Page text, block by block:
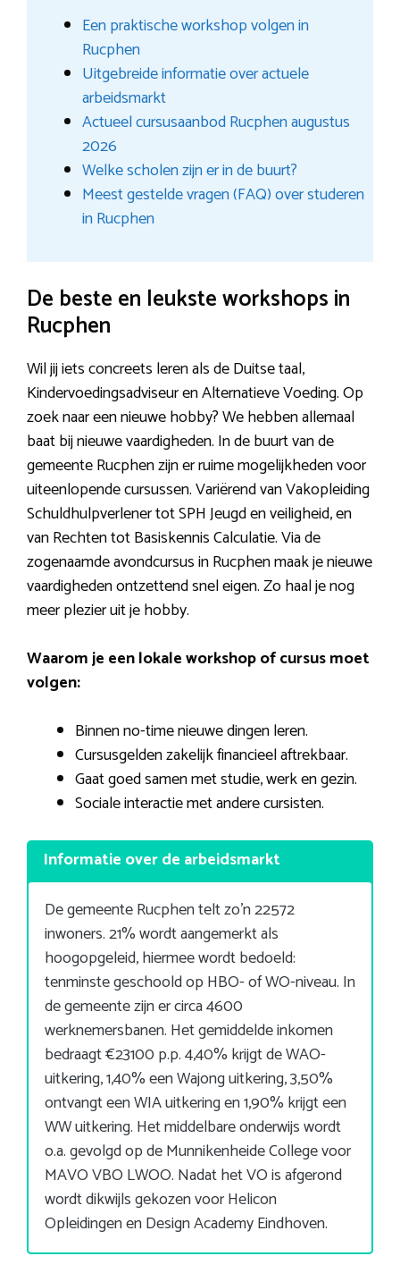
Een praktische workshop volgen in
Rucphen
Uitgebreide informatie over actuele
arbeidsmarkt
Actueel cursusaanbod Rucphen augustus
2026
Welke scholen zijn er in de buurt?
Meest gestelde vragen (FAQ) over studeren
in Rucphen
De beste en leukste workshops in
Rucphen
Wil jij iets concreets leren als de Duitse taal,
Kindervoedingsadviseur en Alternatieve Voeding. Op
zoek naar een nieuwe hobby? We hebben allemaal
baat bij nieuwe vaardigheden. In de buurt van de
gemeente Rucphen zijn er ruime mogelijkheden voor
uiteenlopende cursussen. Variërend van Vakopleiding
Schuldhulpverlener tot SPH Jeugd en veiligheid, en
van Rechten tot Basiskennis Calculatie. Via de
zogenaamde avondcursus in Rucphen maak je nieuwe
vaardigheden ontzettend snel eigen. Zo haal je nog
meer plezier uit je hobby.
Waarom je een lokale workshop of cursus moet
volgen:
Binnen no-time nieuwe dingen leren.
Cursusgelden zakelijk financieel aftrekbaar.
Gaat goed samen met studie, werk en gezin.
Sociale interactie met andere cursisten.
Informatie over de arbeidsmarkt
De gemeente Rucphen telt zo’n 22572
inwoners. 21% wordt aangemerkt als
hoogopgeleid, hiermee wordt bedoeld:
tenminste geschoold op HBO- of WO-niveau. In
de gemeente zijn er circa 4600
werknemersbanen. Het gemiddelde inkomen
bedraagt €23100 p.p. 4,40% krijgt de WAO-
uitkering, 1,40% een Wajong uitkering, 3,50%
ontvangt een WIA uitkering en 1,90% krijgt een
WW uitkering. Het middelbare onderwijs wordt
o.a. gevolgd op de Munnikenheide College voor
MAVO VBO LWOO. Nadat het VO is afgerond
wordt dikwijls gekozen voor Helicon
Opleidingen en Design Academy Eindhoven.